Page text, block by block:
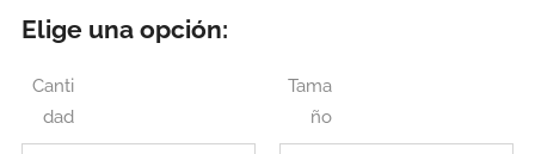
Elige una opción:
Canti
dad
Tama
ño